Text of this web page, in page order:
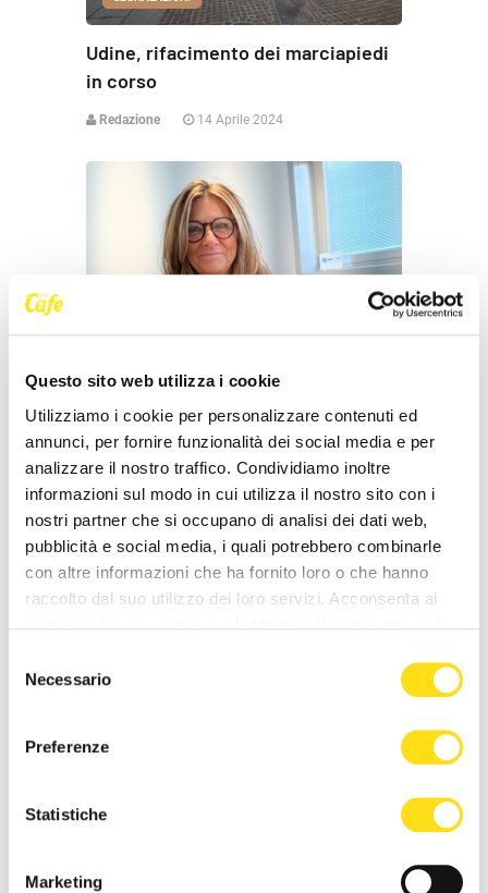
Questo sito web utilizza i cookie
Utilizziamo i cookie per personalizzare contenuti ed
annunci, per fornire funzionalità dei social media e per
analizzare il nostro traffico. Condividiamo inoltre
informazioni sul modo in cui utilizza il nostro sito con i
nostri partner che si occupano di analisi dei dati web,
pubblicità e social media, i quali potrebbero combinarle
con altre informazioni che ha fornito loro o che hanno
raccolto dal suo utilizzo dei loro servizi. Acconsenta ai
delNecessario
Preferenze
Statistiche
Marketing
Udine, rifacimento dei marciapiedi
in corso
Redazione 14 Aprile 2024
Ofi Fvg: «Fisioterapista respiratorio,
serve un percorso universitario
specializzante»
Redazione 09 Aprile 2024
Fvg, la manifestazione "Olio e